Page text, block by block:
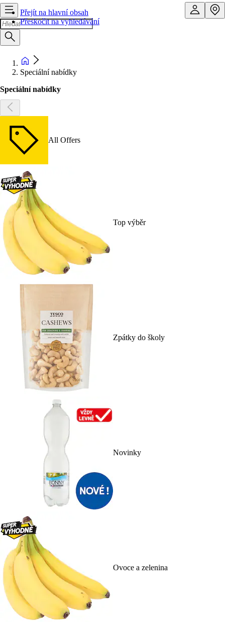
Přejít na hlavní obsah
Přeskočit na vyhledávání
Speciální nabídky
Speciální nabídky
All Offers
Top výběr
Zpátky do školy
Novinky
Ovoce a zelenina